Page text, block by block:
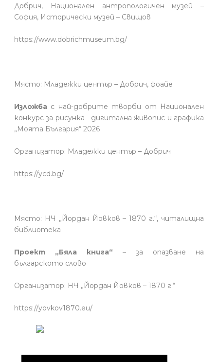
Добрич, Национален антропологичен музей –
София, Исторически музей – Свищов
https://www.dobrichmuseum.bg/
Място: Младежки център – Добрич, фоайе
Изложба с най-добрите творби от Национален
конкурс за рисунка - дигитална живопис и графика
„Моята България“ 2026
Организатор: Младежки център – Добрич
https://ycd.bg/
Място: НЧ „Йордан Йовков – 1870 г.“, читалищна
библиотека
Проект „Бяла книга“ – за опазване на
българското слово
Организатор: НЧ „Йордан Йовков – 1870 г.“
https://yovkov1870.eu/